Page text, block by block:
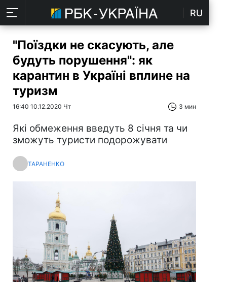
RU
"Поїздки не скасують, але
будуть порушення": як
карантин в Україні вплине на
туризм
16:40 10.12.2020 Чт 3 мин
Які обмеження введуть 8 січня та чи
зможуть туристи подорожувати
ТАРАНЕНКО